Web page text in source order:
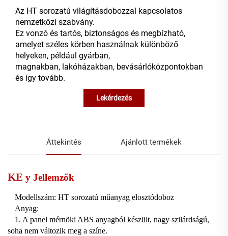
Az HT sorozatú világításdobozzal kapcsolatos
nemzetközi szabvány.
Ez vonzó és tartós, biztonságos és megbízható,
amelyet széles körben használnak különböző
helyeken, például gyárban,
magnakban, lakóházakban, bevásárlóközpontokban
és így tovább.
Lekérdezés
Áttekintés Ajánlott termékek
KE y Jellemzők
Modellszám: HT sorozatú műanyag elosztódoboz
Anyag:
1. A panel mérnöki ABS anyagból készült, nagy szilárdságú,
soha nem változik meg a színe.